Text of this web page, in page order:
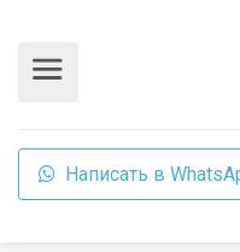
Написать в